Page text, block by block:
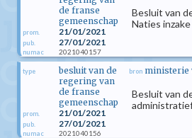
de franse
gemeenschap
prom. 21/01/2021
pub. 27/01/2021
numac 2021040157
Besluit van
Naties
type
besluit van de
regering van
de franse
gemeenschap
prom. 21/01/2021
pub. 27/01/2021
numac 2021040156
bron ministerie
Besluit van